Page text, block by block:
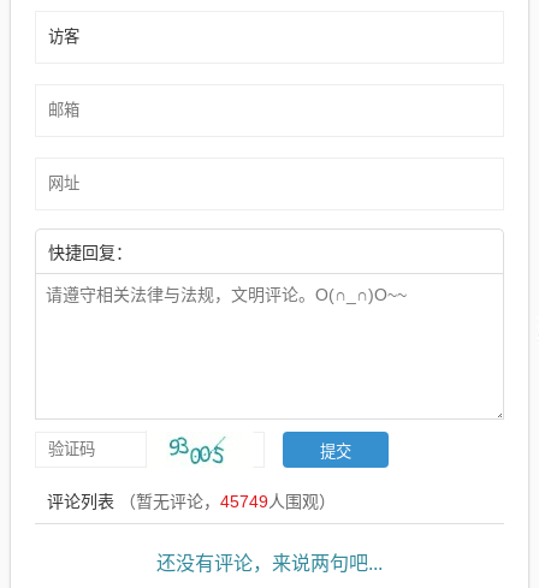
快捷回复：
评论列表 （暂无评论， 45749人围观）
还没有评论，来说两句吧...